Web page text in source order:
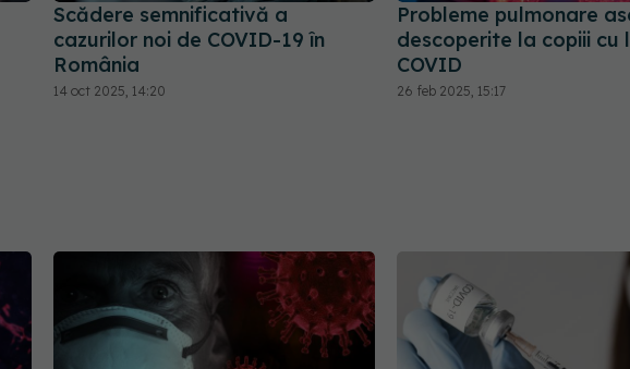
Scădere semnificativă a
cazurilor noi de COVID-19 în
România
14 oct 2025, 14:20
Probleme pulmonare
descoperite la copiii cu
COVID
26 feb 2025, 15:17